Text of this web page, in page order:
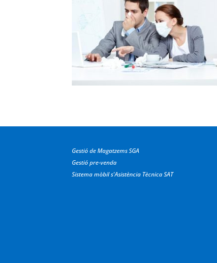
Gestió de Magatzems SGA
Gestió pre-venda
Sistema mòbil s'Asistència Tècnica SAT